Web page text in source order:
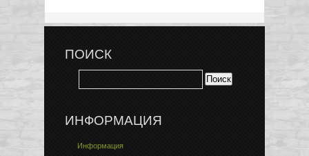
ПОИСК
ИНФОРМАЦИЯ
Информация